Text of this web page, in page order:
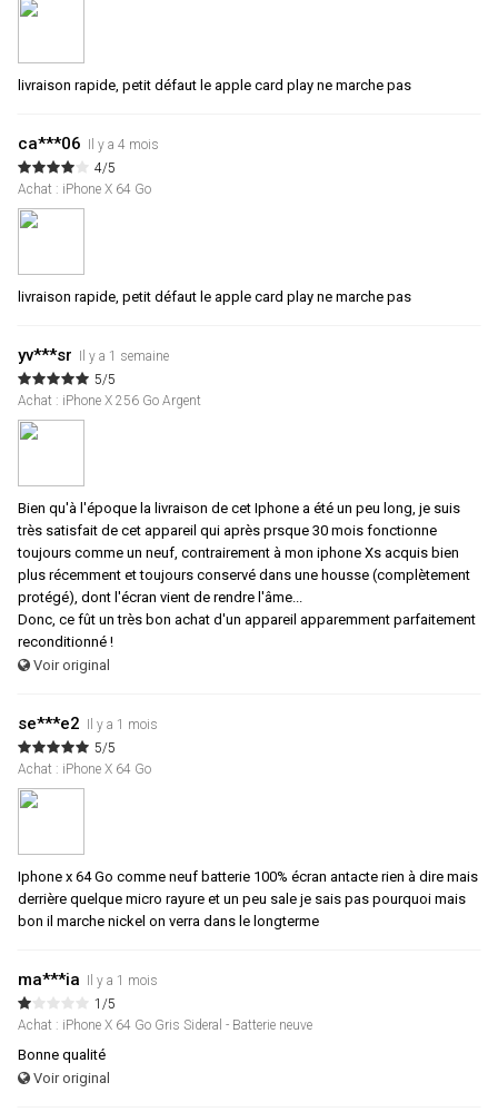
livraison rapide, petit défaut le apple card play ne marche pas
ca***06
Il y a 4 mois
4/5
Achat : iPhone X 64 Go
livraison rapide, petit défaut le apple card play ne marche pas
yv***sr
Il y a 1 semaine
5/5
Achat : iPhone X 256 Go Argent
Bien qu'à l'époque la livraison de cet Iphone a été un peu long, je suis
très satisfait de cet appareil qui après prsque 30 mois fonctionne
toujours comme un neuf, contrairement à mon iphone Xs acquis bien
plus récemment et toujours conservé dans une housse (complètement
protégé), dont l'écran vient de rendre l'âme...
Donc, ce fût un très bon achat d'un appareil apparemment parfaitement
reconditionné !
Voir original
se***e2
Il y a 1 mois
5/5
Achat : iPhone X 64 Go
Iphone x 64 Go comme neuf batterie 100% écran antacte rien à dire mais
derrière quelque micro rayure et un peu sale je sais pas pourquoi mais
bon il marche nickel on verra dans le longterme
ma***ia
Il y a 1 mois
1/5
Achat : iPhone X 64 Go Gris Sideral - Batterie neuve
Bonne qualité
Voir original